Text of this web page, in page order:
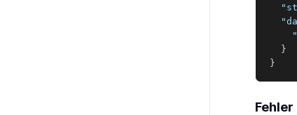
}
}
Fehler